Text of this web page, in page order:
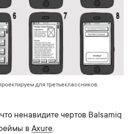
для третьеклассников.
ненавидите чертов Balsamiq
в Axure.